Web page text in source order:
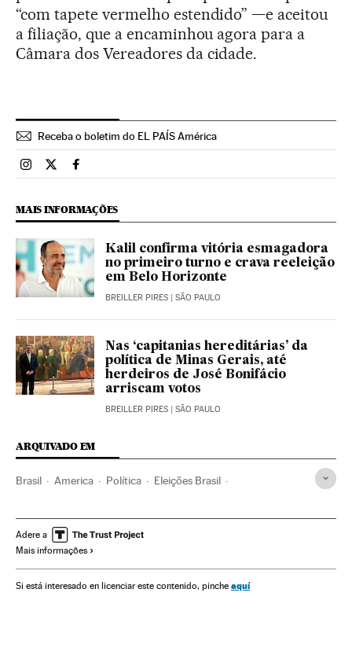
“com tapete vermelho estendido” —e aceitou
a filiação, que a encaminhou agora para a
Câmara dos Vereadores da cidade.
Receba o boletim do EL PAÍS América
Brasil El País Brasil en Instagram
Brasil El País Brasil en Twitter
Brasil El País Brasil en Facebook
MAIS INFORMAÇÕES
Kalil confirma vitória esmagadora
no primeiro turno e crava reeleição
em Belo Horizonte
BREILLER PIRES | SÃO PAULO
Nas ‘capitanias hereditárias’ da
política de Minas Gerais, até
herdeiros de José Bonifácio
arriscam votos
BREILLER PIRES | SÃO PAULO
ARQUIVADO EM
Brasil America Política Eleições Brasil
Transexualidade Igualdade oportunidades
Relações gênero
Adere a
Mais informações
Si está interesado en licenciar este contenido, pinche aquí